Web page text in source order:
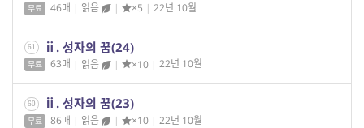
무료 46매 | 읽음 | ×5 | 22년 10월
61 ⅱ. 성자의 꿈(24)
무료 63매 | 읽음 | ×10 | 22년 10월
60 ⅱ. 성자의 꿈(23)
무료 86매 | 읽음 | ×10 | 22년 10월